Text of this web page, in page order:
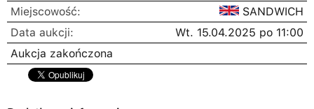
Miejscowość:
SANDWICH
Data aukcji:
Wt. 15.04.2025 po 11:00
Aukcja zakończona